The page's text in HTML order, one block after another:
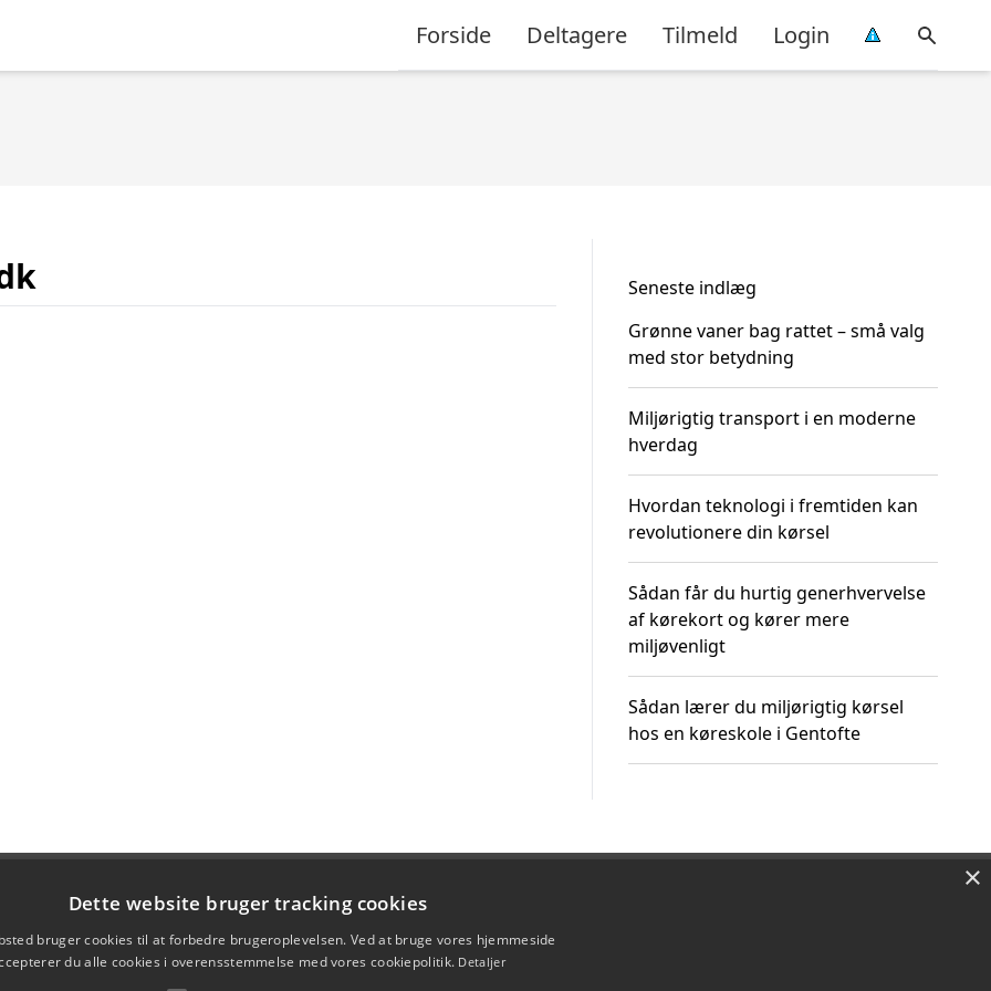
Forside Deltagere Tilmeld Login
Seneste indlæg
Grønne vaner bag rattet – små valg
med stor betydning
Miljørigtig transport i en moderne
hverdag
Hvordan teknologi i fremtiden kan
revolutionere din kørsel
Sådan får du hurtig generhvervelse
af kørekort og kører mere
miljøvenligt
Sådan lærer du miljørigtig kørsel
hos en køreskole i Gentofte
×
Dette website bruger tracking cookies
bruger cookies til at forbedre brugeroplevelsen. Ved at bruge vores hjemmeside
du alle cookies i overensstemmelse med vores cookiepolitik. Detaljer